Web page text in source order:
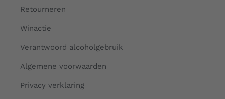
Retourneren
Winactie
Verantwoord alcoholgebruik
Algemene voorwaarden
Privacy verklaring